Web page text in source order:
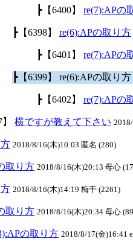
┣【6400】 re(7):APの
┣【6398】 re(6):APの取り方
┣【6401】 re(7):APの
┣【6399】 re(6):APの取り方
┣【6402】 re(7):APの
横ですが教えて下さい
2018/8/16(木)10:03 匿名 (280)
取り方 2018/8/16(木)20:13 母心
2018/8/16(木)14:19 梅干 (2261)
取り方 2018/8/16(木)20:34 母心
の取り方 2018/8/17(金)16:41